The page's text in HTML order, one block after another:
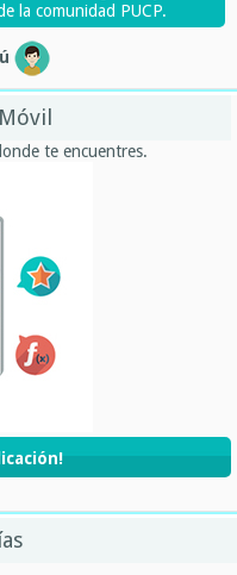
la comunidad PUCP.
te encuentres.